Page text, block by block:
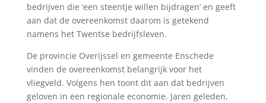
bedrijven die ‘een steentje willen bijdragen’ en geeft
aan dat de overeenkomst daarom is getekend
namens het Twentse bedrijfsleven.
De provincie Overijssel en gemeente Enschede
vinden de overeenkomst belangrijk voor het
vliegveld. Volgens hen toont dit aan dat bedrijven
geloven in een regionale economie. Jaren geleden,